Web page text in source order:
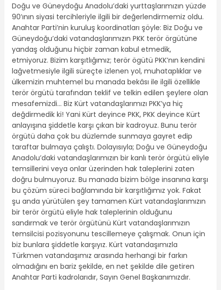
Doğu ve Güneydoğu Anadolu’daki yurttaşlarımızın yüzde
90’ının siyasi tercihleriyle ilgili bir değerlendirmemiz oldu.
Anahtar Parti’nin kuruluş koordinatları şöyle: Biz Doğu ve
Güneydoğu’daki vatandaşlarımızın PKK terör örgütüne
yandaş olduğunu hiçbir zaman kabul etmedik,
etmiyoruz. Bizim karşıtlığımız; terör ögütü PKK’nın kendini
lağvetmesiyle ilgili süreçte izlenen yol, muhataplıklar ve
ülkemizin muhtemel bu manada bekâsı ile ilgili özellikle
terör örgütü tarafından teklif ve telkin edilen şeylere olan
mesafemizdi… Biz Kürt vatandaşlarımızı PKK’ya hiç
değdirmedik ki! Yani Kürt deyince PKK, PKK deyince Kürt
anlayışına şiddetle karşı çıkan bir kadroyuz. Bunu terör
örgütü daha çok bu düzlemde sunmaya gayret edip
taraftar bulmaya çalıştı. Dolayısıyla; Doğu ve Güneydoğu
Anadolu’daki vatandaşlarımızın bir kanlı terör örgütü eliyle
temsillerini veya onlar üzerinden hak taleplerini zaten
doğru bulmuyoruz. Bu manada bizim bölge insanına karşı
bu çözüm süreci bağlamında bir karşıtlığımız yok. Fakat
şu anda yürütülen şey tamamen Kürt vatandaşlarımızın
bir terör örgütü eliyle hak taleplerinin olduğunu
sandırmak ve terör örgütünü Kürt vatandaşlarımızın
temsilcisi pozisyonunu tescillemeye çalışmak. Onun için
biz bunlara şiddetle karşıyız. Kürt vatandaşımızla
Türkmen vatandaşımız arasında herhangi bir farkın
olmadığını en bariz şekilde, en net şekilde dile getiren
Anahtar Parti kadrolarıdır, Sayın Genel Başkanımızdır.